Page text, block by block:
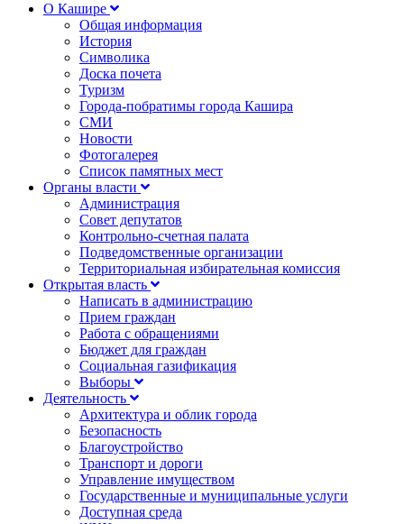
О Кашире
Общая информация
История
Символика
Доска почета
Туризм
Города-побратимы города Кашира
СМИ
Новости
Фотогалерея
Список памятных мест
Органы власти
Администрация
Совет депутатов
Контрольно-счетная палата
Подведомственные организации
Территориальная избирательная комиссия
Открытая власть
Написать в администрацию
Прием граждан
Работа с обращениями
Бюджет для граждан
Социальная газификация
Выборы
Деятельность
Архитектура и облик города
Безопасность
Благоустройство
Транспорт и дороги
Управление имуществом
Государственные и муниципальные услуги
Доступная среда